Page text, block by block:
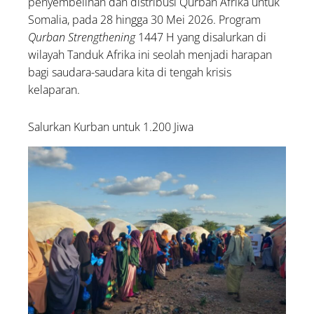
Somalia, pada 28 hingga 30 Mei 2026. Program
Qurban Strengthening1447 H yang disalurkan di
wilayah Tanduk Afrika ini seolah menjadi harapan
bagi saudara-saudara kita di tengah krisis
kelaparan.
Salurkan Kurban untuk 1.200 Jiwa